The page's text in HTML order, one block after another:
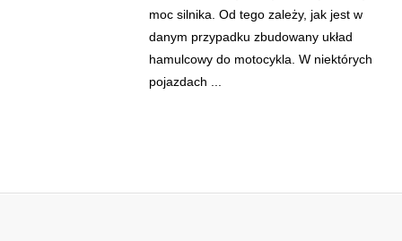
moc silnika. Od tego zależy, jak jest w
danym przypadku zbudowany układ
hamulcowy do motocykla. W niektórych
pojazdach ...